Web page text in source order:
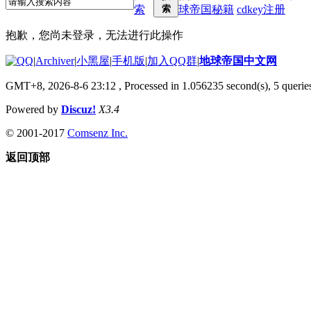
索
索
球帝国秘籍 cdkey注册
抱歉，您尚未登录，无法进行此操作
|Archiver|小黑屋|手机版|加入QQ群|地球帝国中文网
GMT+8, 2026-8-6 23:12 , Processed in 1.056235 second(s), 5
Powered by Discuz! X3.4
© 2001-2017 Comsenz Inc.
返回顶部